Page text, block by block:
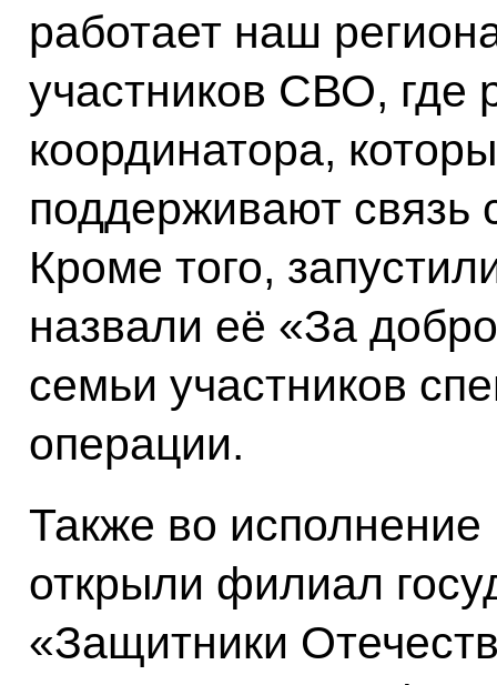
работает наш
участников СВО, где
координатора,
поддерживают связь
Кроме того,
назвали её «За
семьи участников
операции.
Также во
открыли филиал
«Защитники